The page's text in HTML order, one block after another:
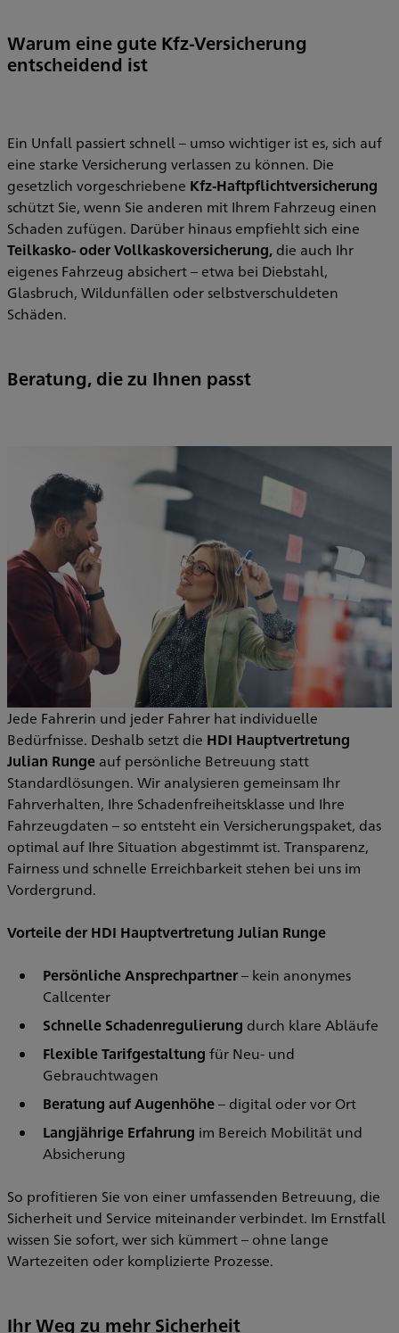
Warum eine gute Kfz-Versicherung
entscheidend ist
Ein Unfall passiert schnell – umso wichtiger ist es, sich auf
eine starke Versicherung verlassen zu können. Die
gesetzlich vorgeschriebene Kfz-Haftpflichtversicherung
schützt Sie, wenn Sie anderen mit Ihrem Fahrzeug einen
Schaden zufügen. Darüber hinaus empfiehlt sich eine
Teilkasko- oder Vollkaskoversicherung, die auch Ihr
eigenes Fahrzeug absichert – etwa bei Diebstahl,
Glasbruch, Wildunfällen oder selbstverschuldeten
Schäden.
Beratung, die zu Ihnen passt
Jede Fahrerin und jeder Fahrer hat individuelle
Bedürfnisse. Deshalb setzt die HDI Hauptvertretung
Julian Runge auf persönliche Betreuung statt
Standardlösungen. Wir analysieren gemeinsam Ihr
Fahrverhalten, Ihre Schadenfreiheitsklasse und Ihre
Fahrzeugdaten – so entsteht ein Versicherungspaket, das
optimal auf Ihre Situation abgestimmt ist. Transparenz,
Fairness und schnelle Erreichbarkeit stehen bei uns im
Vordergrund.
Vorteile der HDI Hauptvertretung Julian Runge
Persönliche Ansprechpartner– kein anonymes
Callcenter
Schnelle Schadenregulierung durch klare Abläufe
Flexible Tarifgestaltung für Neu- und
Gebrauchtwagen
Beratung auf Augenhöhe– digital oder vor Ort
Langjährige Erfahrung im Bereich Mobilität und
Absicherung
So profitieren Sie von einer umfassenden Betreuung, die
Sicherheit und Service miteinander verbindet. Im Ernstfall
wissen Sie sofort, wer sich kümmert – ohne lange
Wartezeiten oder komplizierte Prozesse.
Ihr Weg zu mehr Sicherheit